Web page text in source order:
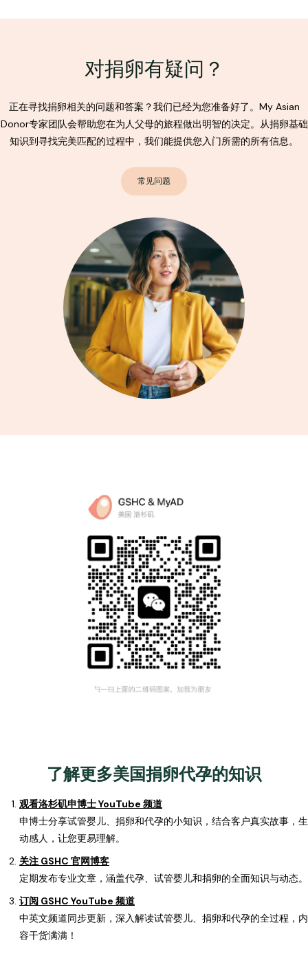
对捐卵有疑问？
正在寻找捐卵相关的问题和答案？我们已经为您准备好了。My Asian
Donor专家团队会帮助您在为人父母的旅程做出明智的决定。从捐卵基础
知识到寻找完美匹配的过程中，我们能提供您入门所需的所有信息。
常见问题
了解更多美国捐卵代孕的知识
观看洛杉矶申博士 YouTube 频道
申博士分享试管婴儿、捐卵和代孕的小知识，结合客户真实故事，生
动感人，让您更易理解。
关注 GSHC 官网博客
定期发布专业文章，涵盖代孕、试管婴儿和捐卵的全面知识与动态。
订阅 GSHC YouTube 频道
中英文频道同步更新，深入解读试管婴儿、捐卵和代孕的全过程，内
容干货满满！